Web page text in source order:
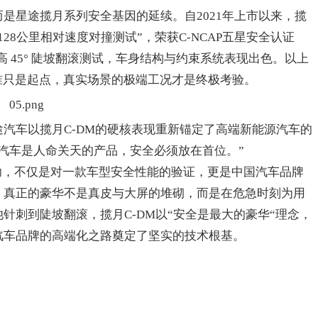
途揽月系列安全基因的延续。自2021年上市以来，揽
公里相对速度对撞测试”，荣获C-NCAP五星安全认证
45° 陡坡翻滚测试，车身结构与约束系统表现出色。以上
起点，真实场景的极端工况才是终极考验。
以揽月C-DM的硬核表现重新锚定了高端新能源汽车的
车是人命关天的产品，安全必须放在首位。”
仅是对一款车型安全性能的验证，更是中国汽车品牌
正的豪华不是真皮与大屏的堆砌，而是在危急时刻为用
刺到陡坡翻滚，揽月C-DM以“安全是最大的豪华“理念，
品牌的高端化之路奠定了坚实的技术根基。